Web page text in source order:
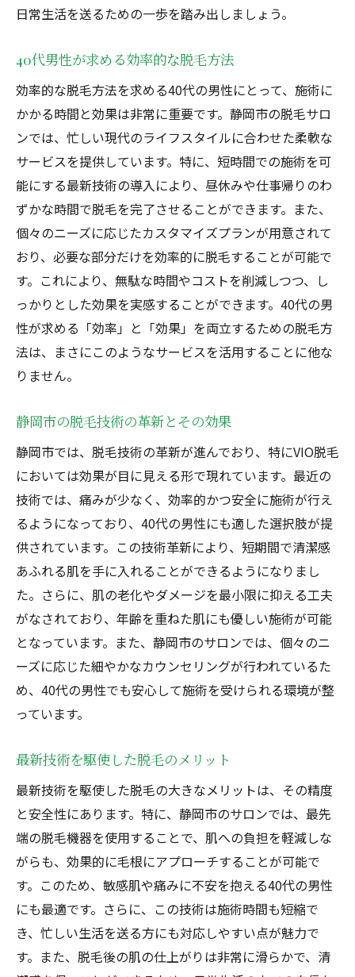
日常生活を送るための一歩を踏み出しましょう。
40代男性が求める効率的な脱毛方法
効率的な脱毛方法を求める40代の男性にとって、施術に
かかる時間と効果は非常に重要です。静岡市の脱毛サロ
ンでは、忙しい現代のライフスタイルに合わせた柔軟な
サービスを提供しています。特に、短時間での施術を可
能にする最新技術の導入により、昼休みや仕事帰りのわ
ずかな時間で脱毛を完了させることができます。また、
個々のニーズに応じたカスタマイズプランが用意されて
おり、必要な部分だけを効率的に脱毛することが可能で
す。これにより、無駄な時間やコストを削減しつつ、し
っかりとした効果を実感することができます。40代の男
性が求める「効率」と「効果」を両立するための脱毛方
法は、まさにこのようなサービスを活用することに他な
りません。
静岡市の脱毛技術の革新とその効果
静岡市では、脱毛技術の革新が進んでおり、特にVIO脱毛
においては効果が目に見える形で現れています。最近の
技術では、痛みが少なく、効率的かつ安全に施術が行え
るようになっており、40代の男性にも適した選択肢が提
供されています。この技術革新により、短期間で清潔感
あふれる肌を手に入れることができるようになりまし
た。さらに、肌の老化やダメージを最小限に抑える工夫
がなされており、年齢を重ねた肌にも優しい施術が可能
となっています。また、静岡市のサロンでは、個々のニ
ーズに応じた細やかなカウンセリングが行われているた
め、40代の男性でも安心して施術を受けられる環境が整
っています。
最新技術を駆使した脱毛のメリット
最新技術を駆使した脱毛の大きなメリットは、その精度
と安全性にあります。特に、静岡市のサロンでは、最先
端の脱毛機器を使用することで、肌への負担を軽減しな
がらも、効果的に毛根にアプローチすることが可能で
す。このため、敏感肌や痛みに不安を抱える40代の男性
にも最適です。さらに、この技術は施術時間も短縮で
き、忙しい生活を送る方にも対応しやすい点が魅力で
す。また、脱毛後の肌の仕上がりは非常に滑らかで、清